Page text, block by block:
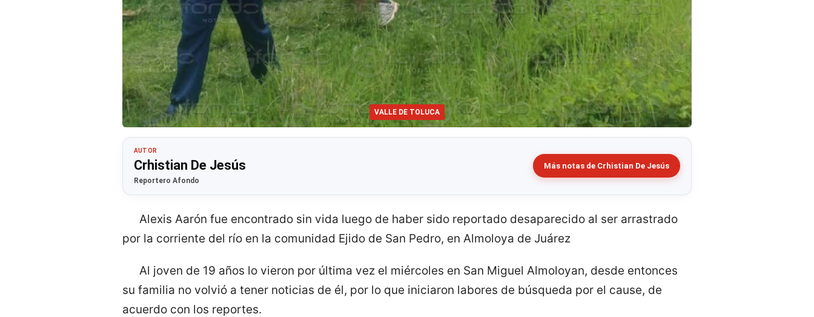
VALLE DE TOLUCA
AUTOR
Crhistian De Jesús
Reportero Afondo
Más notas de Crhistian De Jesús
Alexis Aarón fue encontrado sin vida luego de haber sido reportado desaparecido al ser arrastrado
por la corriente del río en la comunidad Ejido de San Pedro, en Almoloya de Juárez
Al joven de 19 años lo vieron por última vez el miércoles en San Miguel Almoloyan, desde entonces
su familia no volvió a tener noticias de él, por lo que iniciaron labores de búsqueda por el cause, de
acuerdo con los reportes.